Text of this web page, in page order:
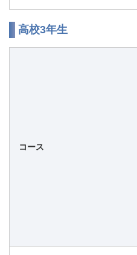
高校3年生
コース